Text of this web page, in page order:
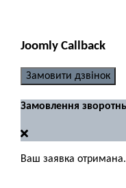
Joomly Callback
Замовити дзвінок
Замовлення
Ваш заявка отримана.